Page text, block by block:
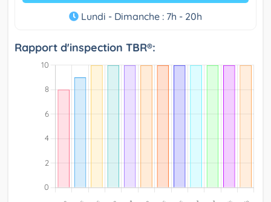
Lundi - Dimanche : 7h - 20h
Rapport d'inspection TBR®: